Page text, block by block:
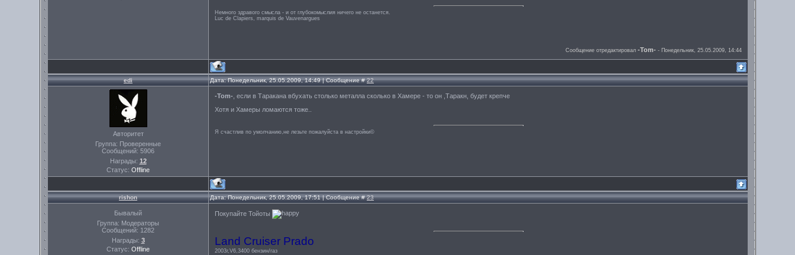
Немного здравого смысла - и от глубокомыслия ничего не останется.
Luc de Clapiers, marquis de Vauvenargues
Сообщение отредактировал -Tom- - Понедельник, 25.05.2009, 14:44
edi Дата: Понедельник, 25.05.2009, 14:49 | Сообщение #22
Авторитет
Группа: Проверенные
Сообщений: 5906
Награды: 12
Статус: Offline
-Tom- , если в Таракана вбухать столько металла сколько в Хамере - то он ,Таракн, будет крепче
Хотя и Хамеры ломаются тоже..
Я счастлив по умолчанию,не лезьте пожалуйста в настройки©
rishon Дата: Понедельник, 25.05.2009, 17:51 | Сообщение #23
Бывалый
Группа: Модераторы
Сообщений: 1282
Награды: 3
Статус: Offline
Покупайте Тойоты
Land Cruiser Prado
2003г,V6,3400 бензин/газ